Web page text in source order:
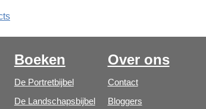
Boeken
De Portretbijbel
De Landschapsbijbel
Over ons
Contact
Bloggers